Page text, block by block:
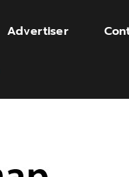
Advertiser